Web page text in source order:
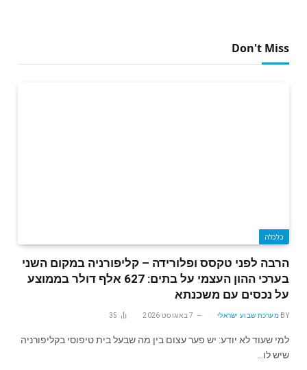
Don't Miss
כלכלה
הרבה לפני טקסס ופלורידה – קליפורניה במקום השני
בערכי ההון העצמי על בתים: 627 אלף דולר בממוצע
על נכסים עם משכנתא
BY מערכת שבוע ישראלי 7 באוגוסט 2026 35
למי שעוד לא יודע: יש פער עצום בין מה שבעל בית טיפוסי בקליפורניה
שיש לו…